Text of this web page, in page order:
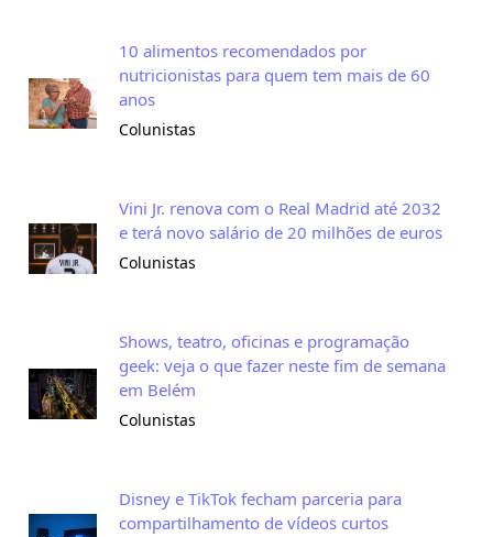
10 alimentos recomendados por
nutricionistas para quem tem mais de 60
anos
Colunistas
Vini Jr. renova com o Real Madrid até 2032
e terá novo salário de 20 milhões de euros
Colunistas
Shows, teatro, oficinas e programação
geek: veja o que fazer neste fim de semana
em Belém
Colunistas
Disney e TikTok fecham parceria para
compartilhamento de vídeos curtos